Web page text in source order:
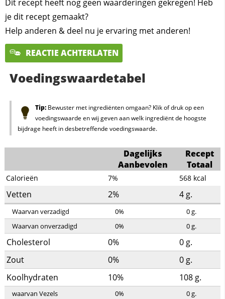
Dit recept heeft nog geen waarderingen gekregen! Heb
je dit recept gemaakt?
Help anderen & deel nu je ervaring met anderen!
REACTIE ACHTERLATEN
Voedingswaardetabel
Tip:Bewuster met ingrediënten omgaan? Klik of druk op een
voedingswaarde en wij geven aan welk ingrediënt de hoogste
bijdrage heeft in desbetreffende voedingswaarde.
Dagelijks
Aanbevolen
Recept
Totaal
Calorieën 7% 568 kcal
Vetten 2% 4 g.
Waarvan verzadigd 0% 0g.
Waarvan onverzadigd
0% 0g.
Cholesterol 0% 0 g.
Zout
0% 0 g.
Koolhydraten
10% 108 g.
waarvan Vezels 0% 0g.